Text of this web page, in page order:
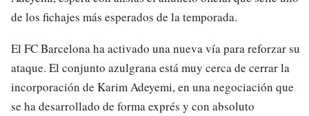
de los fichajes más esperados de la temporada.
El FC Barcelona ha activado una nueva vía para reforzar su
ataque. El conjunto azulgrana está muy cerca de cerrar la
incorporación de Karim Adeyemi, en una negociación que
se ha desarrollado de forma exprés y con absoluto